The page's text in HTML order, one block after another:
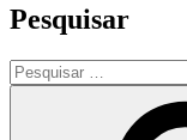
Pesquisar
Pesquisar
por: